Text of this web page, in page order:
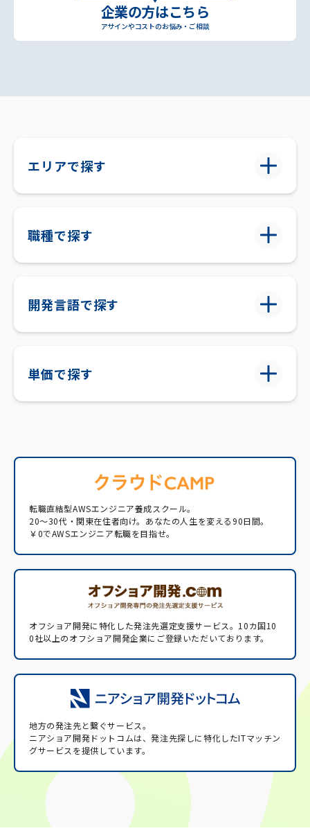
企業の方はこちら
アサインやコストのお悩み・ご相談
エリアで探す
職種で探す
開発言語で探す
単価で探す
転職直結型AWSエンジニア養成スクール。
20〜30代・関東在住者向け。あなたの人生を変える90日間。
￥0でAWSエンジニア転職を目指せ。
オフショア開発に特化した発注先選定支援サービス。 10カ国10
0社以上のオフショア開発企業にご登録いただいております。
地方の発注先と繋ぐサービス。
ニアショア開発ドットコムは、発注先探しに特化したITマッチン
グサービスを提供しています。